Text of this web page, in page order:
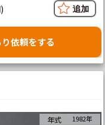
依頼をする
年式 1982年